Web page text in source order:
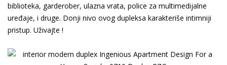
biblioteka, garderober, ulazna vrata, police za multimedijalne
uređaje, i druge. Donji nivo ovog dupleksa karakteriše intimniji
pristup. Uživajte !